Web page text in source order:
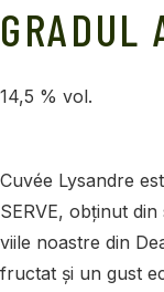
GRADUL
14,5 % vol.
Cuvée Lysandre
SERVE, obținut
viile noastre din
fructat și un gust